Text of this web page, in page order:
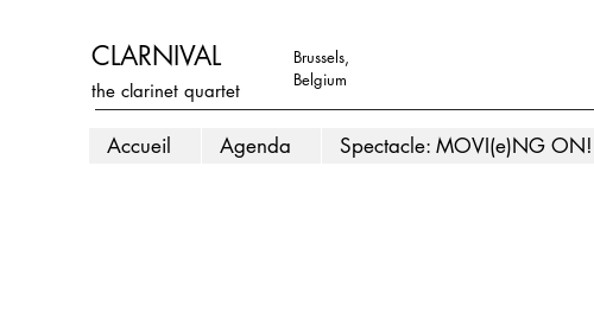
CLARNIVAL
the clarinet quartet
Brussels,
Belgium
Accueil Agenda Spectacle: MOVI(e)NG ON!